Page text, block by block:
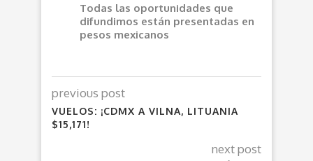
Todas las oportunidades que
difundimos están presentadas en
pesos mexicanos
previous post
VUELOS: ¡CDMX A VILNA, LITUANIA
$15,171!
next post